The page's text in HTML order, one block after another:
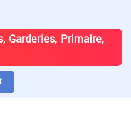
Garderies, Primaire,